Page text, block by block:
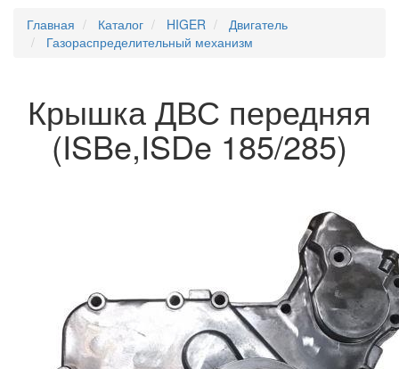
Главная
Каталог HIGER
Двигатель
Газораспределительный механизм
Крышка ДВС передняя
(ISBe,ISDe 185/285)